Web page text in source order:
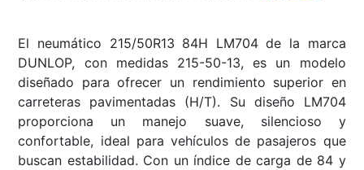
El neumático 215/50R13 84H LM704 de la marca
DUNLOP, con medidas 215-50-13, es un modelo
diseñado para ofrecer un rendimiento superior en
carreteras pavimentadas (H/T). Su diseño LM704
proporciona un manejo suave, silencioso y
confortable, ideal para vehículos de pasajeros que
buscan estabilidad. Con un índice de carga de 84 y